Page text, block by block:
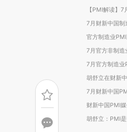
【PMI解读】
7月财新中国
官方制造业
7月官方非制造
7月官方制造
胡舒立在财新
7月财新中国
财新中国PMI
胡舒立：PMI